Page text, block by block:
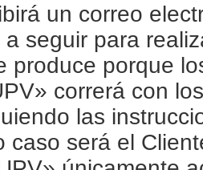
un correo
seguir para
produce porque
correrá con
las
caso será el